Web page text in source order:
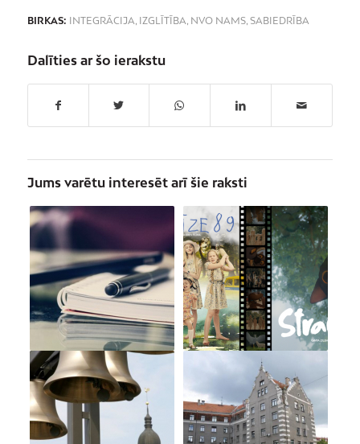
BIRKAS: INTEGRĀCIJA, IZGLĪTĪBA, NVO NAMS, SABIEDRĪBA
Dalīties ar šo ierakstu
Jums varētu interesēt arī šie raksti